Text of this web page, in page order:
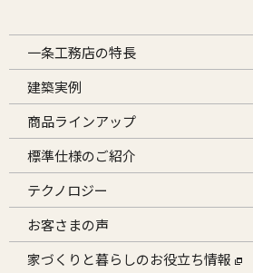
一条工務店の特長
建築実例
商品ラインアップ
標準仕様のご紹介
テクノロジー
お客さまの声
家づくりと暮らしのお役立ち情報